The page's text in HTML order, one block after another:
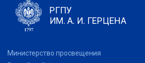
РГПУ
ИМ. А. И. ГЕРЦЕНА
Министерство просвещения